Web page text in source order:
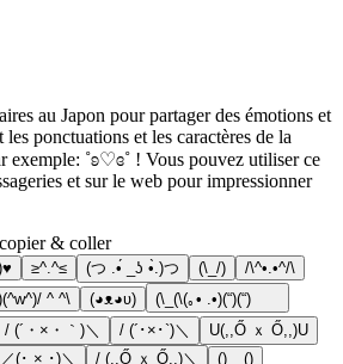
au Japon pour partager des émotions et
ponctuations et les caractères de la
exemple: ˚ʚ♡ɞ˚ ! Vous pouvez utiliser ce
et sur le web pour impressionner
& coller
≥^.^≤ (つ .•́ _ʖ •̀.)つ (\_/)
/\^•.•^/\
^ ^\ (◕ᴥ◕ʋ)
(\_(\(｡• .•)(“)(“)ᅠᅠ
/ (´・×・｀)＼ / (´･×･`)＼
U(,,Ő ｘ Ő,,)U
／(･ × ･)＼ / (,,Ő ｘ Ő,,)＼
()__()